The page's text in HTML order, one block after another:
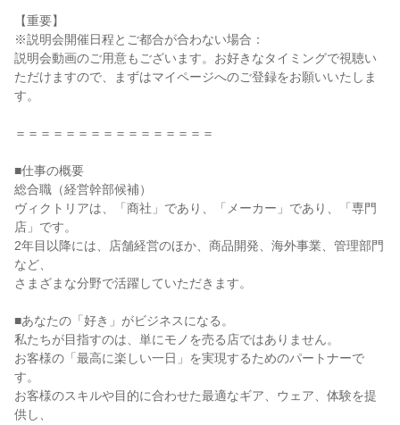
【重要】
※説明会開催日程とご都合が合わない場合：
説明会動画のご用意もございます。お好きなタイミングで視聴い
ただけますので、まずはマイページへのご登録をお願いいたしま
す。
＝＝＝＝＝＝＝＝＝＝＝＝＝＝＝＝
■仕事の概要
総合職（経営幹部候補）
ヴィクトリアは、「商社」であり、「メーカー」であり、「専門
店」です。
2年目以降には、店舗経営のほか、商品開発、海外事業、管理部門
など、
さまざまな分野で活躍していただきます。
■あなたの「好き」がビジネスになる。
私たちが目指すのは、単にモノを売る店ではありません。
お客様の「最高に楽しい一日」を実現するためのパートナーで
す。
お客様のスキルや目的に合わせた最適なギア、ウェア、体験を提
供し、